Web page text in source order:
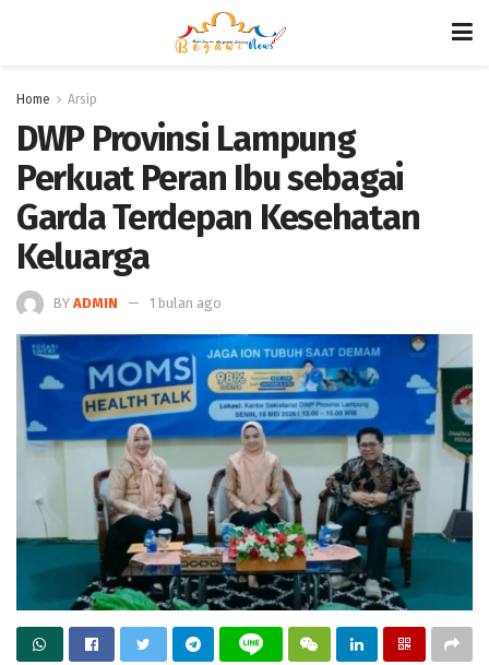
Home Arsip
DWP Provinsi Lampung
Perkuat Peran Ibu sebagai
Garda Terdepan Kesehatan
Keluarga
BY ADMIN 1 bulan ago